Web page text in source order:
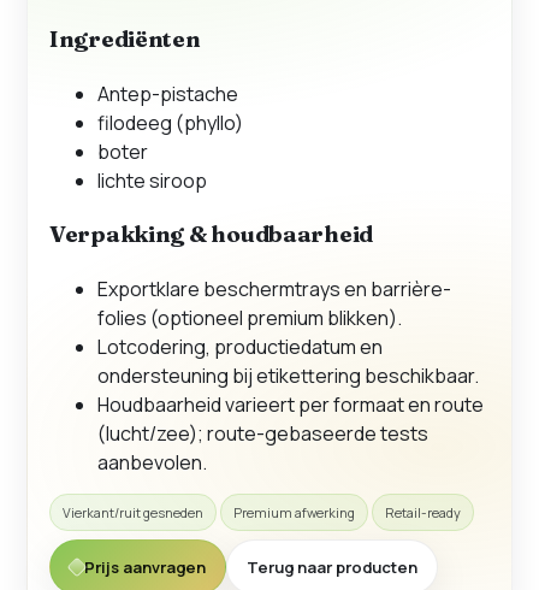
Ingrediënten
Antep-pistache
filodeeg (phyllo)
boter
lichte siroop
Verpakking & houdbaarheid
Exportklare beschermtrays en barrière-
folies (optioneel premium blikken).
Lotcodering, productiedatum en
ondersteuning bij etikettering beschikbaar.
Houdbaarheid varieert per formaat en route
(lucht/zee); route-gebaseerde tests
aanbevolen.
Vierkant/ruit gesneden Premium afwerking Retail-ready
Prijs aanvragen Terug naar producten